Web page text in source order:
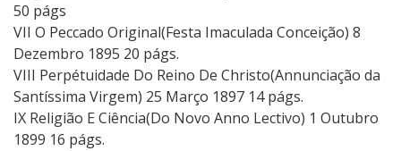
50 págs
VII O Peccado Original(Festa Imaculada Conceição) 8
Dezembro 1895 20 págs.
VIII Perpétuidade Do Reino De Christo(Annunciação da
Santíssima Virgem) 25 Março 1897 14 págs.
IX Religião E Ciência(Do Novo Anno Lectivo) 1 Outubro
1899 16 págs.